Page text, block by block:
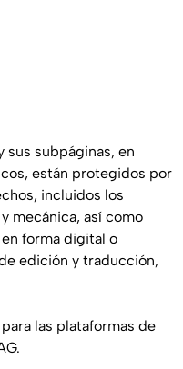
sus subpáginas, en
están protegidos por
incluidos los
mecánica, así como
forma digital o
edición y traducción,
las plataformas de